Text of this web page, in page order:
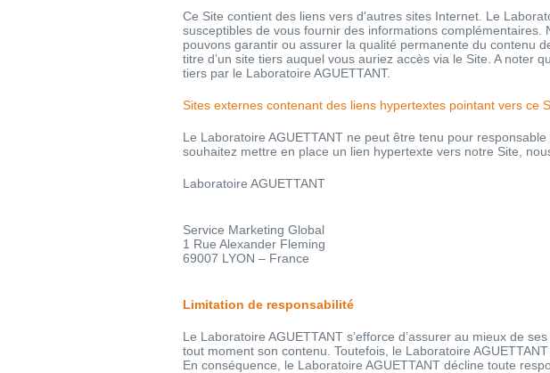
Ce Site contient des liens vers d'autres sites Internet. Le
susceptibles de vous fournir des informations
pouvons garantir ou assurer la qualité permanente du contenu
titre d’un site tiers auquel vous auriez accès via le Site. A noter
tiers par le Laboratoire AGUETTANT.
Sites externes contenant des liens hypertextes pointant vers ce
Le Laboratoire AGUETTANT ne peut être tenu pour
souhaitez mettre en place un lien hypertexte vers notre Site,
Laboratoire AGUETTANT
Service Marketing Global
1 Rue Alexander Fleming
69007 LYON – France
Limitation de responsabilité
Le Laboratoire AGUETTANT s’efforce d’assurer au mieux de
tout moment son contenu. Toutefois, le Laboratoire
En conséquence, le Laboratoire AGUETTANT décline toute